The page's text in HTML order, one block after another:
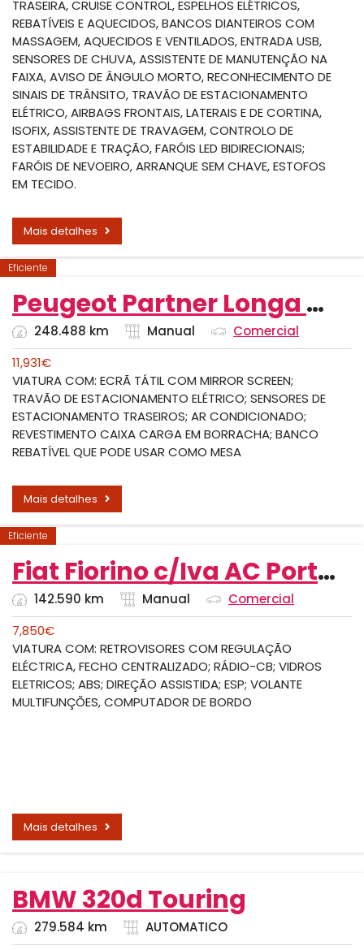
TRASEIRA, CRUISE CONTROL, ESPELHOS ELÉTRICOS,
REBATÍVEIS E AQUECIDOS, BANCOS DIANTEIROS COM
MASSAGEM, AQUECIDOS E VENTILADOS, ENTRADA USB,
SENSORES DE CHUVA, ASSISTENTE DE MANUTENÇÃO NA
FAIXA, AVISO DE ÂNGULO MORTO, RECONHECIMENTO DE
SINAIS DE TRÂNSITO, TRAVÃO DE ESTACIONAMENTO
ELÉTRICO, AIRBAGS FRONTAIS, LATERAIS E DE CORTINA,
ISOFIX, ASSISTENTE DE TRAVAGEM, CONTROLO DE
ESTABILIDADE E TRAÇÃO, FARÓIS LED BIDIRECIONAIS;
FARÓIS DE NEVOEIRO, ARRANQUE SEM CHAVE, ESTOFOS
EM TECIDO.
Mais detalhes
Eficiente
Peugeot Partner Longa AC c/Iva
248.488 km Manual
Comercial
11,931€
VIATURA COM: ECRÃ TÁTIL COM MIRROR SCREEN;
TRAVÃO DE ESTACIONAMENTO ELÉTRICO; SENSORES DE
ESTACIONAMENTO TRASEIROS; AR CONDICIONADO;
REVESTIMENTO CAIXA CARGA EM BORRACHA; BANCO
REBATÍVEL QUE PODE USAR COMO MESA
Mais detalhes
Eficiente
Fiat Fiorino c/Iva AC Porta Lateral
142.590 km Manual
Comercial
7,850€
VIATURA COM: RETROVISORES COM REGULAÇÃO
ELÉCTRICA, FECHO CENTRALIZADO; RÁDIO-CB; VIDROS
ELETRICOS; ABS; DIREÇÃO ASSISTIDA; ESP; VOLANTE
MULTIFUNÇÕES, COMPUTADOR DE BORDO
Mais detalhes
BMW 320d Touring
279.584 km AUTOMATICO